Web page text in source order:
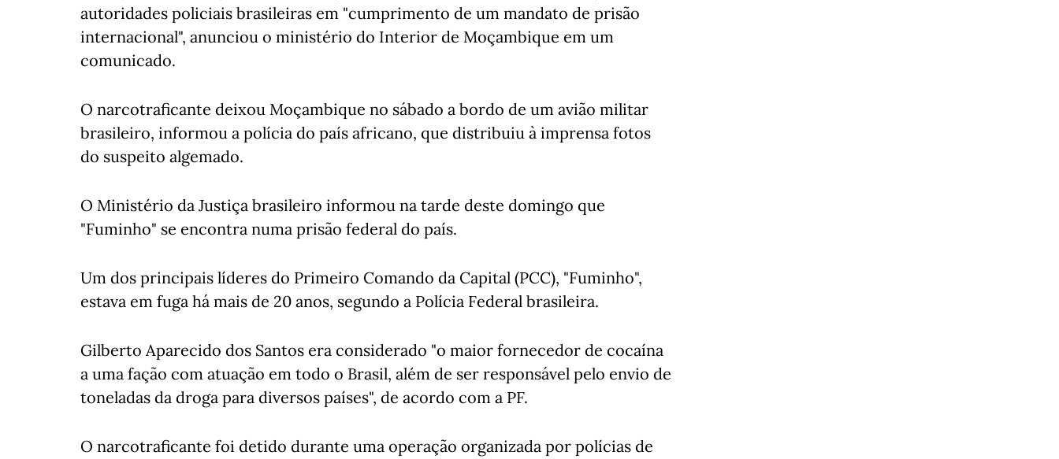
autoridades policiais brasileiras em "cumprimento de um mandato de prisão
internacional", anunciou o ministério do Interior de Moçambique em um
comunicado.
O narcotraficante deixou Moçambique no sábado a bordo de um avião militar
brasileiro, informou a polícia do país africano, que distribuiu à imprensa fotos
do suspeito algemado.
O Ministério da Justiça brasileiro informou na tarde deste domingo que
"Fuminho" se encontra numa prisão federal do país.
Um dos principais líderes do Primeiro Comando da Capital (PCC), "Fuminho",
estava em fuga há mais de 20 anos, segundo a Polícia Federal brasileira.
Gilberto Aparecido dos Santos era considerado "o maior fornecedor de cocaína
a uma fação com atuação em todo o Brasil, além de ser responsável pelo envio de
toneladas da droga para diversos países", de acordo com a PF.
O narcotraficante foi detido durante uma operação organizada por polícias de